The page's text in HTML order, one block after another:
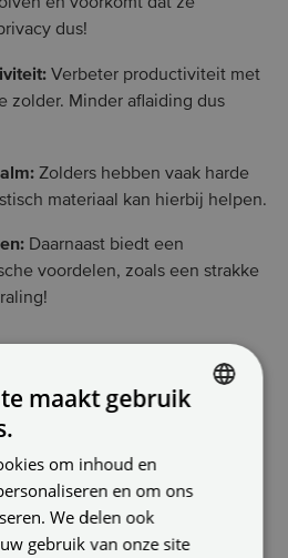
en voorkomt dat ze
dus!
Verbeter productiviteit met
zolder. Minder aflaiding dus
Zolders hebben vaak harde
materiaal kan hierbij helpen.
Daarnaast biedt een
voordelen, zoals een strakke
materiaal toe te voegen verhelp
op je zolder. Daarnaast krijgt
uitstraling. Je hoeft dus niet
weten over akoestiek?
maakt gebruik
om inhoud en
en om ons
We delen ook
gebruik van onze site